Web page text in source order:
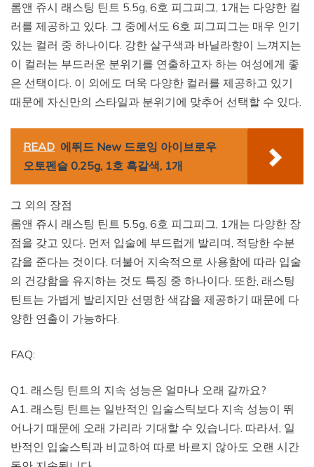
롬앤 쥬시 래스팅 틴트 5.5g, 6호 피그피그, 1개는 다양한 컬
러를 제공하고 있다. 그 중에서도 6호 피그피그는 매우 인기
있는 컬러 중 하나이다. 강한 살구색과 바닐라향이 느껴지는
이 컬러는 부드러운 분위기를 연출하고자 하는 여성에게 좋
은 선택이다. 이 외에도 더욱 다양한 컬러를 제공하고 있기
때문에 자신만의 스타일과 분위기에 맞추어 선택할 수 있다.
READ 에뛰드 New 드로잉 아이브로우
오토펜슬 0.25g, 1호 흑갈색, 1개
그 외의 장점
롬앤 쥬시 래스팅 틴트 5.5g, 6호 피그피그, 1개는 다양한 장
점을 갖고 있다. 먼저 입술에 부드럽게 발리며, 적당한 수분
감을 준다는 것이다. 더불어 지속적으로 사용함에 따라 입술
의 건강함을 유지하는 것도 특징 중 하나이다. 또한, 래스팅
틴트는 가볍게 발리지만 선명한 색감을 제공하기 때문에 다
양한 연출이 가능하다.
FAQ:
Q1. 래스팅 틴트의 지속 성능은 얼마나 오래 갈까요?
A1. 래스팅 틴트는 일반적인 입술스틱보다 지속 성능이 뛰
어나기 때문에 오래 가리라 기대할 수 있습니다. 따라서, 일
반적인 입술스틱과 비교하여 따로 바르지 않아도 오랜 시간